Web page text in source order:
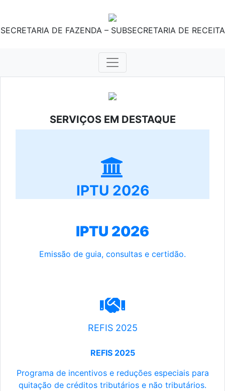
SECRETARIA DE FAZENDA – SUBSECRETARIA DE RECEITA
SERVIÇOS EM DESTAQUE
IPTU 2026
IPTU 2026
Emissão de guia, consultas e certidão.
REFIS 2025
REFIS 2025
Programa de incentivos e reduções especiais para
quitação de créditos tributários e não tributários.